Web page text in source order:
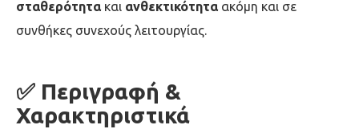
σταθερότητα και ανθεκτικότητα ακόμη και σε
συνθήκες συνεχούς λειτουργίας.
✅ Περιγραφή &
Χαρακτηριστικά